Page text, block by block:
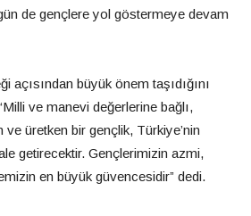
de gençlere yol göstermeye devam
açısından büyük önem taşıdığını
ve manevi değerlerine bağlı,
ve üretken bir gençlik, Türkiye’nin
getirecektir. Gençlerimizin azmi,
en büyük güvencesidir” dedi.